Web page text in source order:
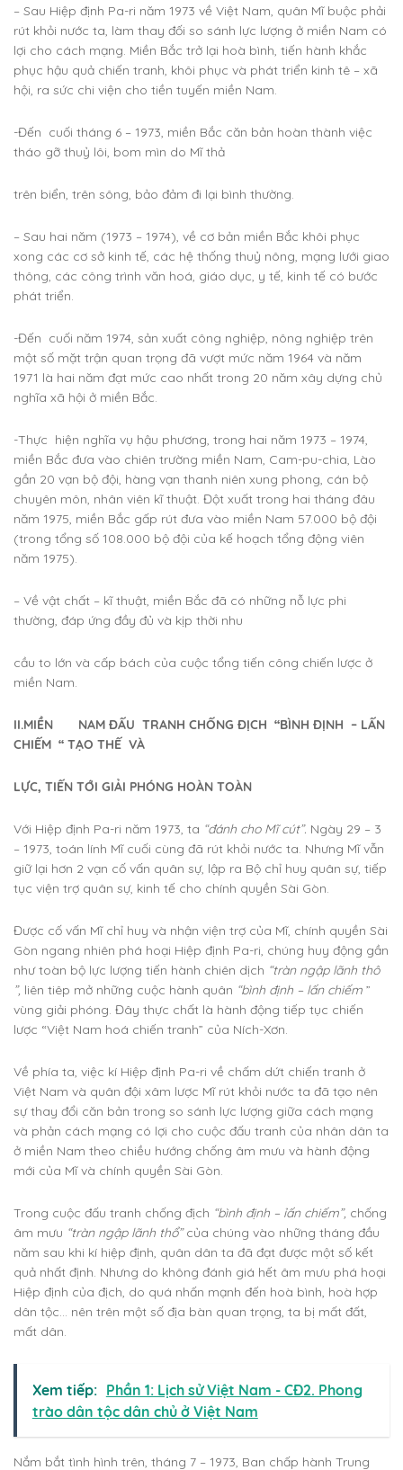
– Sau Hiệp định Pa-ri năm 1973 về Việt Nam, quân Mĩ buộc phải
rút khỏi nước ta, làm thay đối so sánh lực lượng ở miền Nam có
lợi cho cách mạng. Miền Bắc trở lại hoà bình, tiến hành khắc
phục hậu quả chiến tranh, khôi phục và phát triển kinh tê – xã
hội, ra sức chi viện cho tiền tuyến miền Nam.
-Đến cuối tháng 6 – 1973, miền Bắc căn bản hoàn thành việc
tháo gỡ thuỷ lôi, bom mìn do Mĩ thả
trên biển, trên sông, bảo đảm đi lại bình thường.
– Sau hai năm (1973 – 1974), về cơ bản miền Bắc khôi phục
xong các cơ sở kinh tế, các hệ thống thuỷ nông, mạng lưới giao
thông, các công trình văn hoá, giáo dục, y tế, kinh tế có bước
phát triển.
-Đến cuối năm 1974, sản xuất công nghiệp, nông nghiệp trên
một số mặt trận quan trọng đã vượt mức năm 1964 và năm
1971 là hai năm đạt mức cao nhất trong 20 năm xây dựng chủ
nghĩa xã hội ở miền Bắc.
-Thực hiện nghĩa vụ hậu phương, trong hai năm 1973 – 1974,
miền Bắc đưa vào chiên trường miền Nam, Cam-pu-chia, Lào
gần 20 vạn bộ đội, hàng vạn thanh niên xung phong, cán bộ
chuyên môn, nhân viên kĩ thuật. Đột xuất trong hai tháng đâu
năm 1975, miền Bắc gấp rút đưa vào miền Nam 57.000 bộ đội
(trong tổng số 108.000 bộ đội của kế hoạch tổng động viên
năm 1975).
– Về vật chất – kĩ thuật, miền Bắc đã có những nỗ lực phi
thường, đáp ứng đầy đủ và kịp thời nhu
cầu to lớn và cấp bách của cuộc tổng tiến công chiến lược ở
miền Nam.
II.MIỀN NAM ĐẤU TRANH CHỐNG ĐỊCH “BÌNH ĐỊNH – LẤN
CHIẾM “ TẠO THẾ VÀ
LỰC, TIẾN TỚI GIẢI PHÓNG HOÀN TOÀN
Với Hiệp định Pa-ri năm 1973, ta “đánh cho Mĩ cút”. Ngày 29 – 3
– 1973, toán lính Mĩ cuối cùng đã rút khỏi nước ta. Nhưng Mĩ vẫn
giữ lại hơn 2 vạn cố vấn quân sự, lập ra Bộ chỉ huy quân sự, tiếp
tục viện trợ quân sự, kinh tế cho chính quyền Sài Gòn.
Được cố vấn Mĩ chỉ huy và nhận viện trợ của Mĩ, chính quyền Sài
Gòn ngang nhiên phá hoại Hiệp định Pa-ri, chúng huy động gần
như toàn bộ lực lượng tiến hành chiên dịch “tràn ngập lãnh thô
”, liên tiêp mở những cuộc hành quân “bình định – lấn chiếm ”
vùng giải phóng. Đây thực chất là hành động tiếp tục chiến
lược “Việt Nam hoá chiến tranh” của Ních-Xơn.
Về phía ta, việc kí Hiệp định Pa-ri về chấm dứt chiến tranh ở
Việt Nam và quân đội xâm lược Mĩ rút khỏi nước ta đã tạo nên
sự thay đổi căn bản trong so sánh lực lượng giữa cách mạng
và phản cách mạng có lợi cho cuộc đấu tranh của nhân dân ta
ở miền Nam theo chiều hướng chống âm mưu và hành động
mới của Mĩ và chính quyền Sài Gòn.
Trong cuộc đấu tranh chống địch “bình định – ỉấn chiếm”, chống
âm mưu “tràn ngập lãnh thổ”của chúng vào những tháng đầu
năm sau khi kí hiệp định, quân dân ta đã đạt được một số kết
quả nhất định. Nhưng do không đánh giá hết âm mưu phá hoại
Hiệp định của địch, do quá nhấn mạnh đến hoà bình, hoà hợp
dân tộc… nên trên một số địa bàn quan trọng, ta bị mất đất,
mất dân.
Xem tiếp: Phần 1: Lịch sử Việt Nam - CĐ2. Phong
trào dân tộc dân chủ ở Việt Nam
Nắm bắt tình hình trên, tháng 7 – 1973, Ban chấp hành Trung